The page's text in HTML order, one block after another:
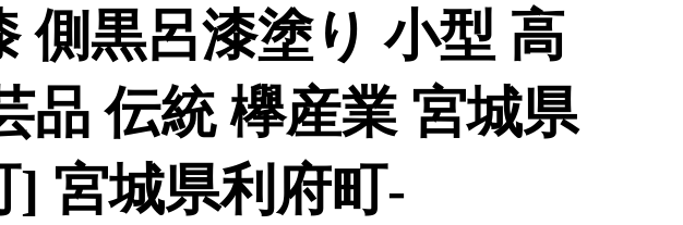
側黒呂漆塗り 小型 高
品 伝統 欅産業 宮城県
] 宮城県利府町-